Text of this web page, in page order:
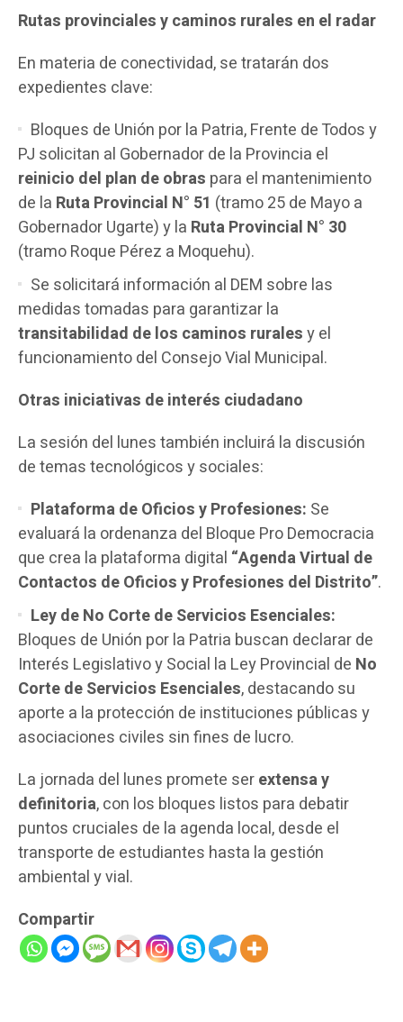
Rutas provinciales y caminos rurales en el radar
En materia de conectividad, se tratarán dos
expedientes clave:
Bloques de Unión por la Patria, Frente de Todos y
PJ solicitan al Gobernador de la Provincia el
reinicio del plan de obras para el mantenimiento
de la Ruta Provincial N° 51 (tramo 25 de Mayo a
Gobernador Ugarte) y la Ruta Provincial N° 30
(tramo Roque Pérez a Moquehu).
Se solicitará información al DEM sobre las
medidas tomadas para garantizar la
transitabilidad de los caminos ruralesy el
funcionamiento del Consejo Vial Municipal.
Otras iniciativas de interés ciudadano
La sesión del lunes también incluirá la discusión
de temas tecnológicos y sociales:
Plataforma de Oficios y Profesiones: Se
evaluará la ordenanza del Bloque Pro Democracia
que crea la plataforma digital “Agenda Virtual de
Contactos de Oficios y Profesiones del Distrito”.
Ley de No Corte de Servicios Esenciales:
Bloques de Unión por la Patria buscan declarar de
Interés Legislativo y Social la Ley Provincial de No
Corte de Servicios Esenciales, destacando su
aporte a la protección de instituciones públicas y
asociaciones civiles sin fines de lucro.
La jornada del lunes promete serextensa y
definitoria, con los bloques listos para debatir
puntos cruciales de la agenda local, desde el
transporte de estudiantes hasta la gestión
ambiental y vial.
Compartir